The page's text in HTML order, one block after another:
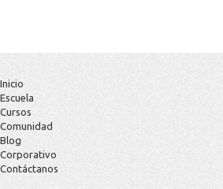
Inicio
Escuela
Cursos
Comunidad
Blog
Corporativo
Contáctanos